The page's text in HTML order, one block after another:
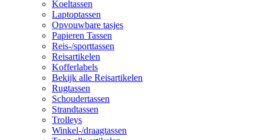
Koeltassen
Laptoptassen
Opvouwbare tasjes
Papieren Tassen
Reis-/sporttassen
Reisartikelen
Kofferlabels
Bekijk alle Reisartikelen
Rugtassen
Schoudertassen
Strandtassen
Trolleys
Winkel-/draagtassen